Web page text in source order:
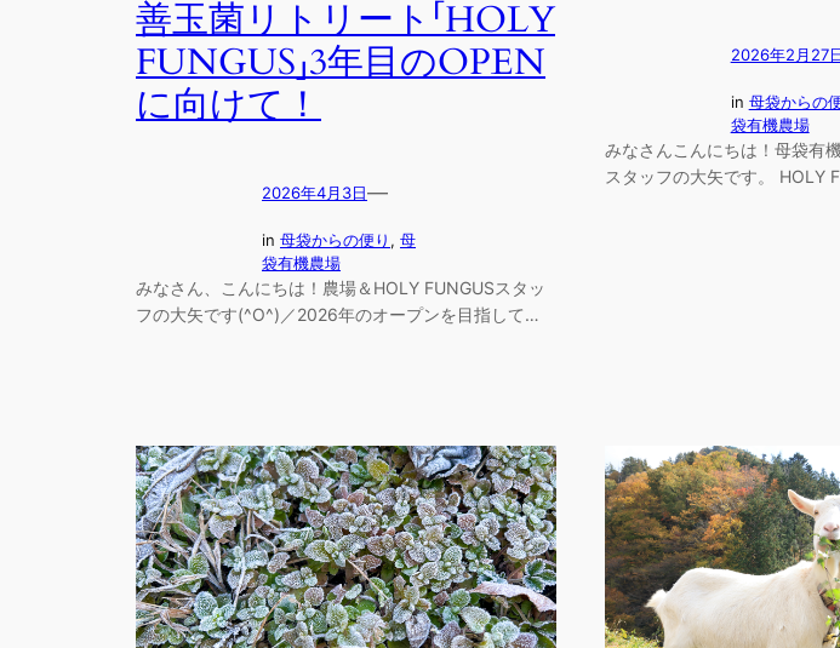
善玉菌リトリート「HOLY
FUNGUS」3年目のOPEN
に向けて！
2026年4月3日 —
in 母袋からの便り , 母
袋有機農場
みなさん、こんにちは！農場＆HOLY FUNGUSスタッ
フの大矢です(^O^)／2026年のオープンを目指して…
2026年2月27日
in 母袋からの
袋有機農場
みなさんこんにちは！母袋有
スタッフの大矢です。 HOLY